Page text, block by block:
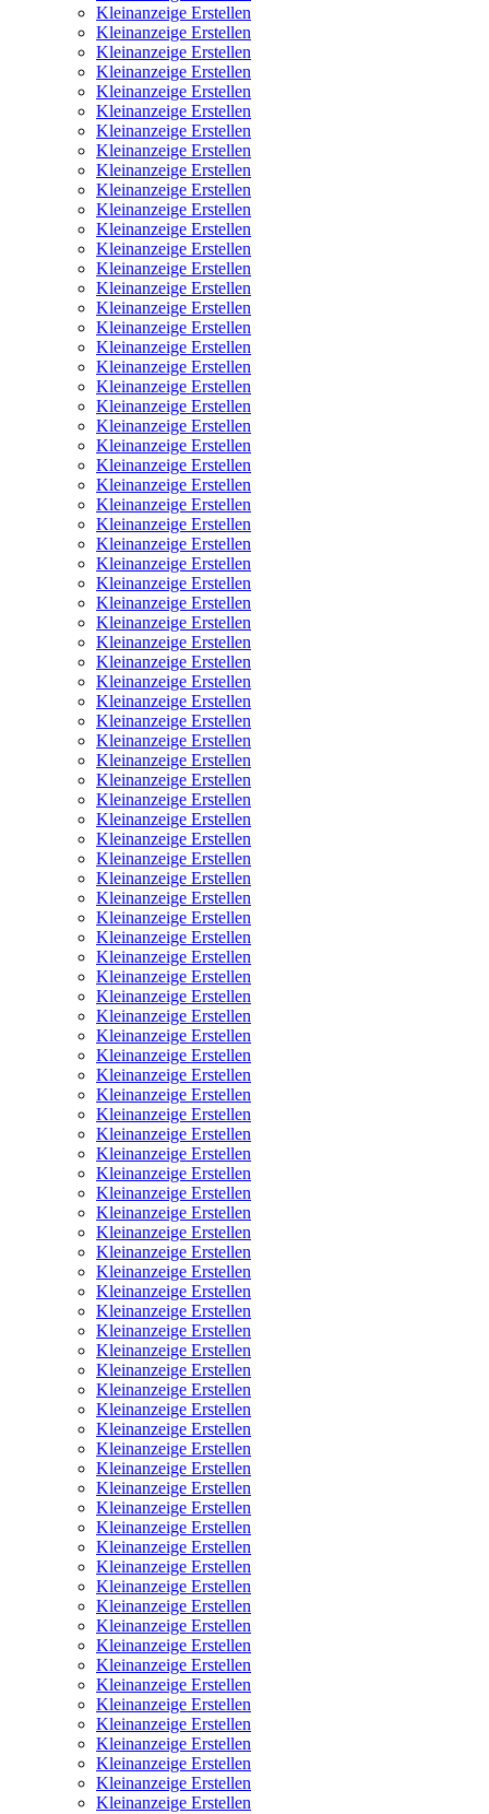
Kleinanzeige Erstellen
Kleinanzeige Erstellen
Kleinanzeige Erstellen
Kleinanzeige Erstellen
Kleinanzeige Erstellen
Kleinanzeige Erstellen
Kleinanzeige Erstellen
Kleinanzeige Erstellen
Kleinanzeige Erstellen
Kleinanzeige Erstellen
Kleinanzeige Erstellen
Kleinanzeige Erstellen
Kleinanzeige Erstellen
Kleinanzeige Erstellen
Kleinanzeige Erstellen
Kleinanzeige Erstellen
Kleinanzeige Erstellen
Kleinanzeige Erstellen
Kleinanzeige Erstellen
Kleinanzeige Erstellen
Kleinanzeige Erstellen
Kleinanzeige Erstellen
Kleinanzeige Erstellen
Kleinanzeige Erstellen
Kleinanzeige Erstellen
Kleinanzeige Erstellen
Kleinanzeige Erstellen
Kleinanzeige Erstellen
Kleinanzeige Erstellen
Kleinanzeige Erstellen
Kleinanzeige Erstellen
Kleinanzeige Erstellen
Kleinanzeige Erstellen
Kleinanzeige Erstellen
Kleinanzeige Erstellen
Kleinanzeige Erstellen
Kleinanzeige Erstellen
Kleinanzeige Erstellen
Kleinanzeige Erstellen
Kleinanzeige Erstellen
Kleinanzeige Erstellen
Kleinanzeige Erstellen
Kleinanzeige Erstellen
Kleinanzeige Erstellen
Kleinanzeige Erstellen
Kleinanzeige Erstellen
Kleinanzeige Erstellen
Kleinanzeige Erstellen
Kleinanzeige Erstellen
Kleinanzeige Erstellen
Kleinanzeige Erstellen
Kleinanzeige Erstellen
Kleinanzeige Erstellen
Kleinanzeige Erstellen
Kleinanzeige Erstellen
Kleinanzeige Erstellen
Kleinanzeige Erstellen
Kleinanzeige Erstellen
Kleinanzeige Erstellen
Kleinanzeige Erstellen
Kleinanzeige Erstellen
Kleinanzeige Erstellen
Kleinanzeige Erstellen
Kleinanzeige Erstellen
Kleinanzeige Erstellen
Kleinanzeige Erstellen
Kleinanzeige Erstellen
Kleinanzeige Erstellen
Kleinanzeige Erstellen
Kleinanzeige Erstellen
Kleinanzeige Erstellen
Kleinanzeige Erstellen
Kleinanzeige Erstellen
Kleinanzeige Erstellen
Kleinanzeige Erstellen
Kleinanzeige Erstellen
Kleinanzeige Erstellen
Kleinanzeige Erstellen
Kleinanzeige Erstellen
Kleinanzeige Erstellen
Kleinanzeige Erstellen
Kleinanzeige Erstellen
Kleinanzeige Erstellen
Kleinanzeige Erstellen
Kleinanzeige Erstellen
Kleinanzeige Erstellen
Kleinanzeige Erstellen
Kleinanzeige Erstellen
Kleinanzeige Erstellen
Kleinanzeige Erstellen
Kleinanzeige Erstellen
Kleinanzeige Erstellen